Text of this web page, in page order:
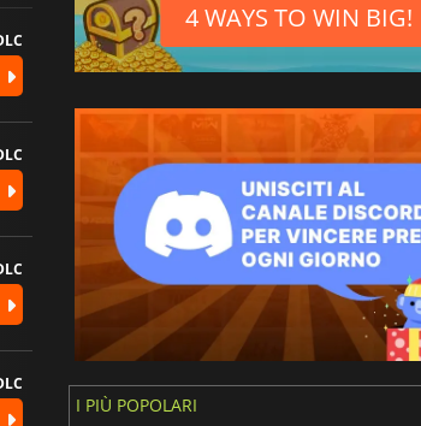
4 WAYS TO WIN BIG!
I PIÙ POPOLARI